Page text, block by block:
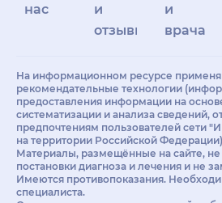
нас
и
отзывы
и
врачам
На информационном ресурсе
рекомендательные технологии
предоставления информации на
систематизации и анализа сведений,
предпочтениям пользователей сети
на территории Российской Федерации)
Материалы, размещённые на сайте,
постановки диагноза и лечения и не
Имеются противопоказания.
специалиста.